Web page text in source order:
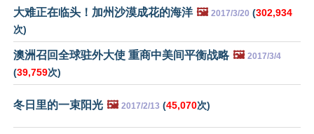
大难正在临头！加州沙漠成花的海洋 🖼️ 2017/3/20 (302,934
次)
澳洲召回全球驻外大使 重商中美间平衡战略 🖼️ 2017/3/4
(39,759次)
冬日里的一束阳光 🖼️ 2017/2/13 (45,070次)